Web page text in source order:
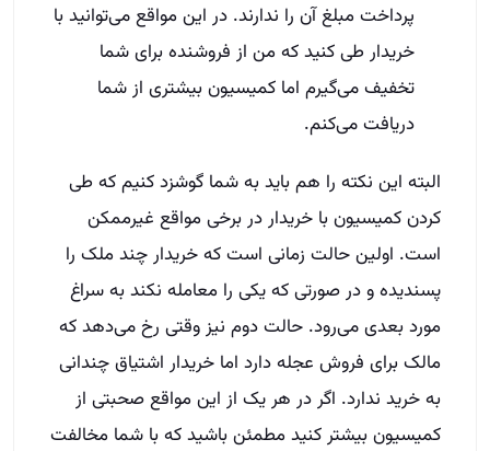
پرداخت مبلغ آن را ندارند. در این مواقع می‌توانید با
خریدار طی کنید که من از فروشنده برای شما
تخفیف می‌گیرم اما کمیسیون بیشتری از شما
دریافت می‌کنم.
البته این نکته را هم باید به شما گوشزد کنیم که طی
کردن کمیسیون با خریدار در برخی مواقع غیرممکن
است. اولین حالت زمانی است که خریدار چند ملک را
پسندیده و در صورتی که یکی را معامله نکند به سراغ
مورد بعدی می‌رود. حالت دوم نیز وقتی رخ می‌دهد که
مالک برای فروش عجله دارد اما خریدار اشتیاق چندانی
به خرید ندارد. اگر در هر یک از این مواقع صحبتی از
کمیسیون بیشتر کنید مطمئن باشید که با شما مخالفت